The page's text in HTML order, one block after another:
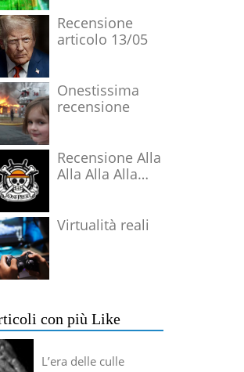
Recensione
articolo 13/05
Onestissima
recensione
Recensione Alla
Alla Alla Alla
Virtualità reali
con più Like
L’era delle culle